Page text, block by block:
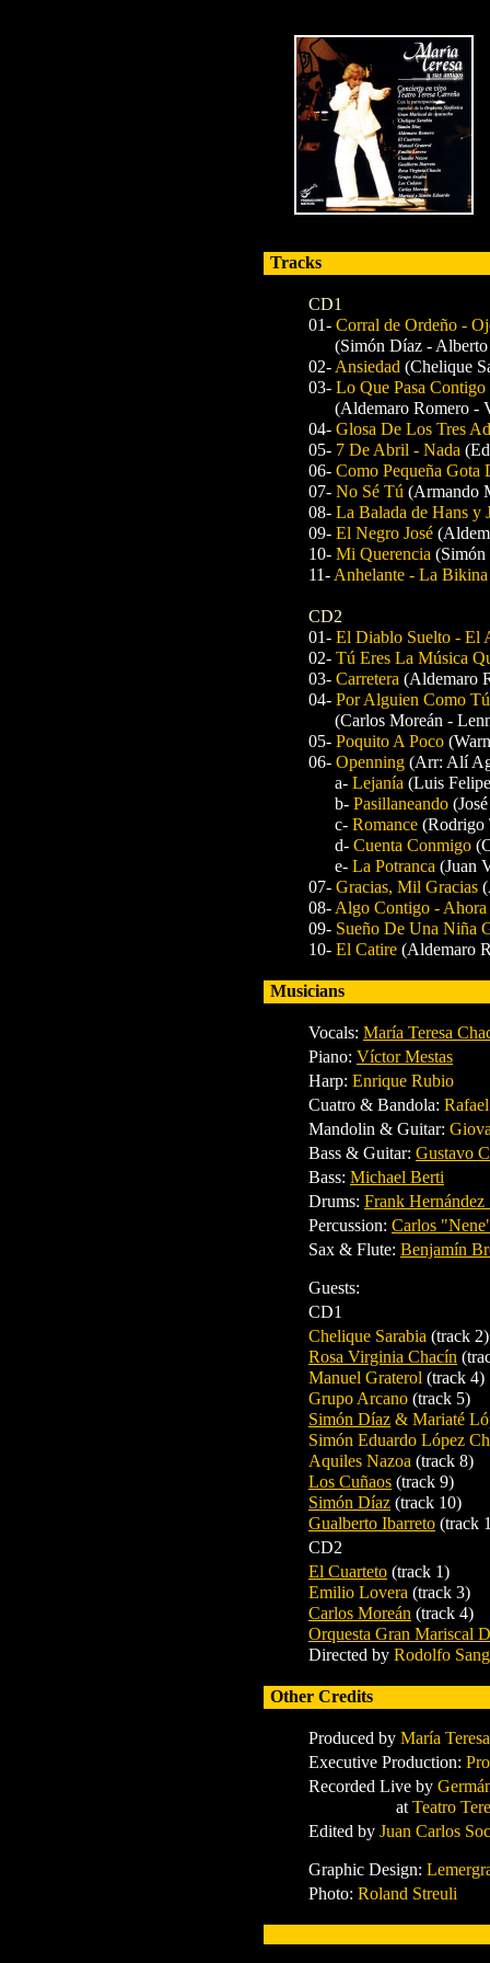
Tracks
CD1
01- Corral de Ordeño -
(Simón Díaz -
02-Ansiedad (Chelique
03- Lo Que Pasa
(Aldemaro Romero -
04- Glosa De Los Tres
05- 7 De Abril - Nada
06- Como Pequeña
07- No Sé Tú (Armando
08- La Balada de Hans y
09- El Negro José
10- Mi Querencia
11-Anhelante - La
CD2
01- El Diablo Suelto - El
02- Tú Eres La Música
03- Carretera (Aldemaro
04- Por Alguien Como
(Carlos Moreán -
05- Poquito A Poco
06- Openning (Arr: Alí
a- Lejanía (Luis
b- Pasillaneando
c- Romance (Rodrigo
d- Cuenta Conmigo
e- La Potranca (Juan
07- Gracias, Mil Gracias
08-Algo Contigo - Ahora
09- Sueño De Una Niña
10- El Catire (Aldemaro
Musicians
Vocals: María Teresa
Piano: Víctor Mestas
Harp: Enrique Rubio
Cuatro & Bandola:
Mandolin & Guitar:
Bass & Guitar: Gustavo
Bass: Michael Berti
Drums: Frank
Percussion: Carlos
Sax & Flute: Benjamín
Guests:
CD1
Chelique Sarabia (track 2)
Rosa Virginia Chacín
Manuel Graterol (track 4)
Grupo Arcano (track 5)
Simón Díaz & Mariaté
Simón Eduardo López
Aquiles Nazoa (track 8)
Los Cuñaos (track 9)
Simón Díaz (track 10)
Gualberto Ibarreto (track
CD2
El Cuarteto (track 1)
Emilio Lovera (track 3)
Carlos Moreán (track 4)
Orquesta Gran Mariscal
Directed by Rodolfo
Other Credits
Produced by María
Executive Production:
Recorded Live by
atTeatro
Edited by Juan Carlos
Graphic Design:
Photo: Roland Streuli